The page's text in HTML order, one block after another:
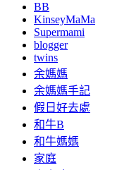
BB
KinseyMaMa
Supermami
blogger
twins
余媽媽
余媽媽手記
假日好去處
和牛B
和牛媽媽
家庭